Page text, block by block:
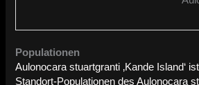
Populationen
Aulonocara stuartgranti ‚Kande Island‘
Standort-Populationen des Aulonocara